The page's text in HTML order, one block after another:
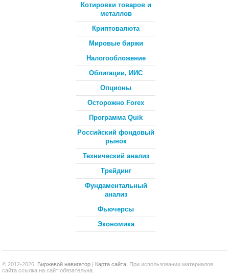
Котировки товаров и
металлов
Криптовалюта
Мировые биржи
Налогообложение
Облигации, ИИС
Опционы
Осторожно Forex
Программа Quik
Российский фондовый
рынок
Технический анализ
Трейдинг
Фундаментальный
анализ
Фьючерсы
Экономика
© 2012-2026, Биржевой навигатор | Карта сайта| При использовании материалов
сайта ссылка на сайт обязательна.